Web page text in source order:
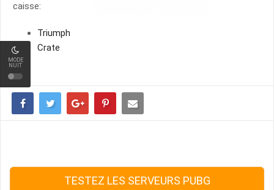
MODE
NUIT
caisse:
Triumph
Crate
TESTEZ LES SERVEURS PUBG